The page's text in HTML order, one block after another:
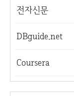
전자신문
DBguide.net
Coursera